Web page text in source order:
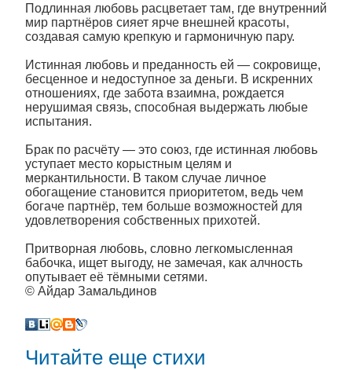
Подлинная любовь расцветает там, где внутренний
мир партнёров сияет ярче внешней красоты,
создавая самую крепкую и гармоничную пару.
Истинная любовь и преданность ей — сокровище,
бесценное и недоступное за деньги. В искренних
отношениях, где забота взаимна, рождается
нерушимая связь, способная выдержать любые
испытания.
Брак по расчёту — это союз, где истинная любовь
уступает место корыстным целям и
меркантильности. В таком случае личное
обогащение становится приоритетом, ведь чем
богаче партнёр, тем больше возможностей для
удовлетворения собственных прихотей.
Притворная любовь, словно легкомысленная
бабочка, ищет выгоду, не замечая, как алчность
опутывает её тёмными сетями.
© Айдар Замальдинов
Читайте еще стихи